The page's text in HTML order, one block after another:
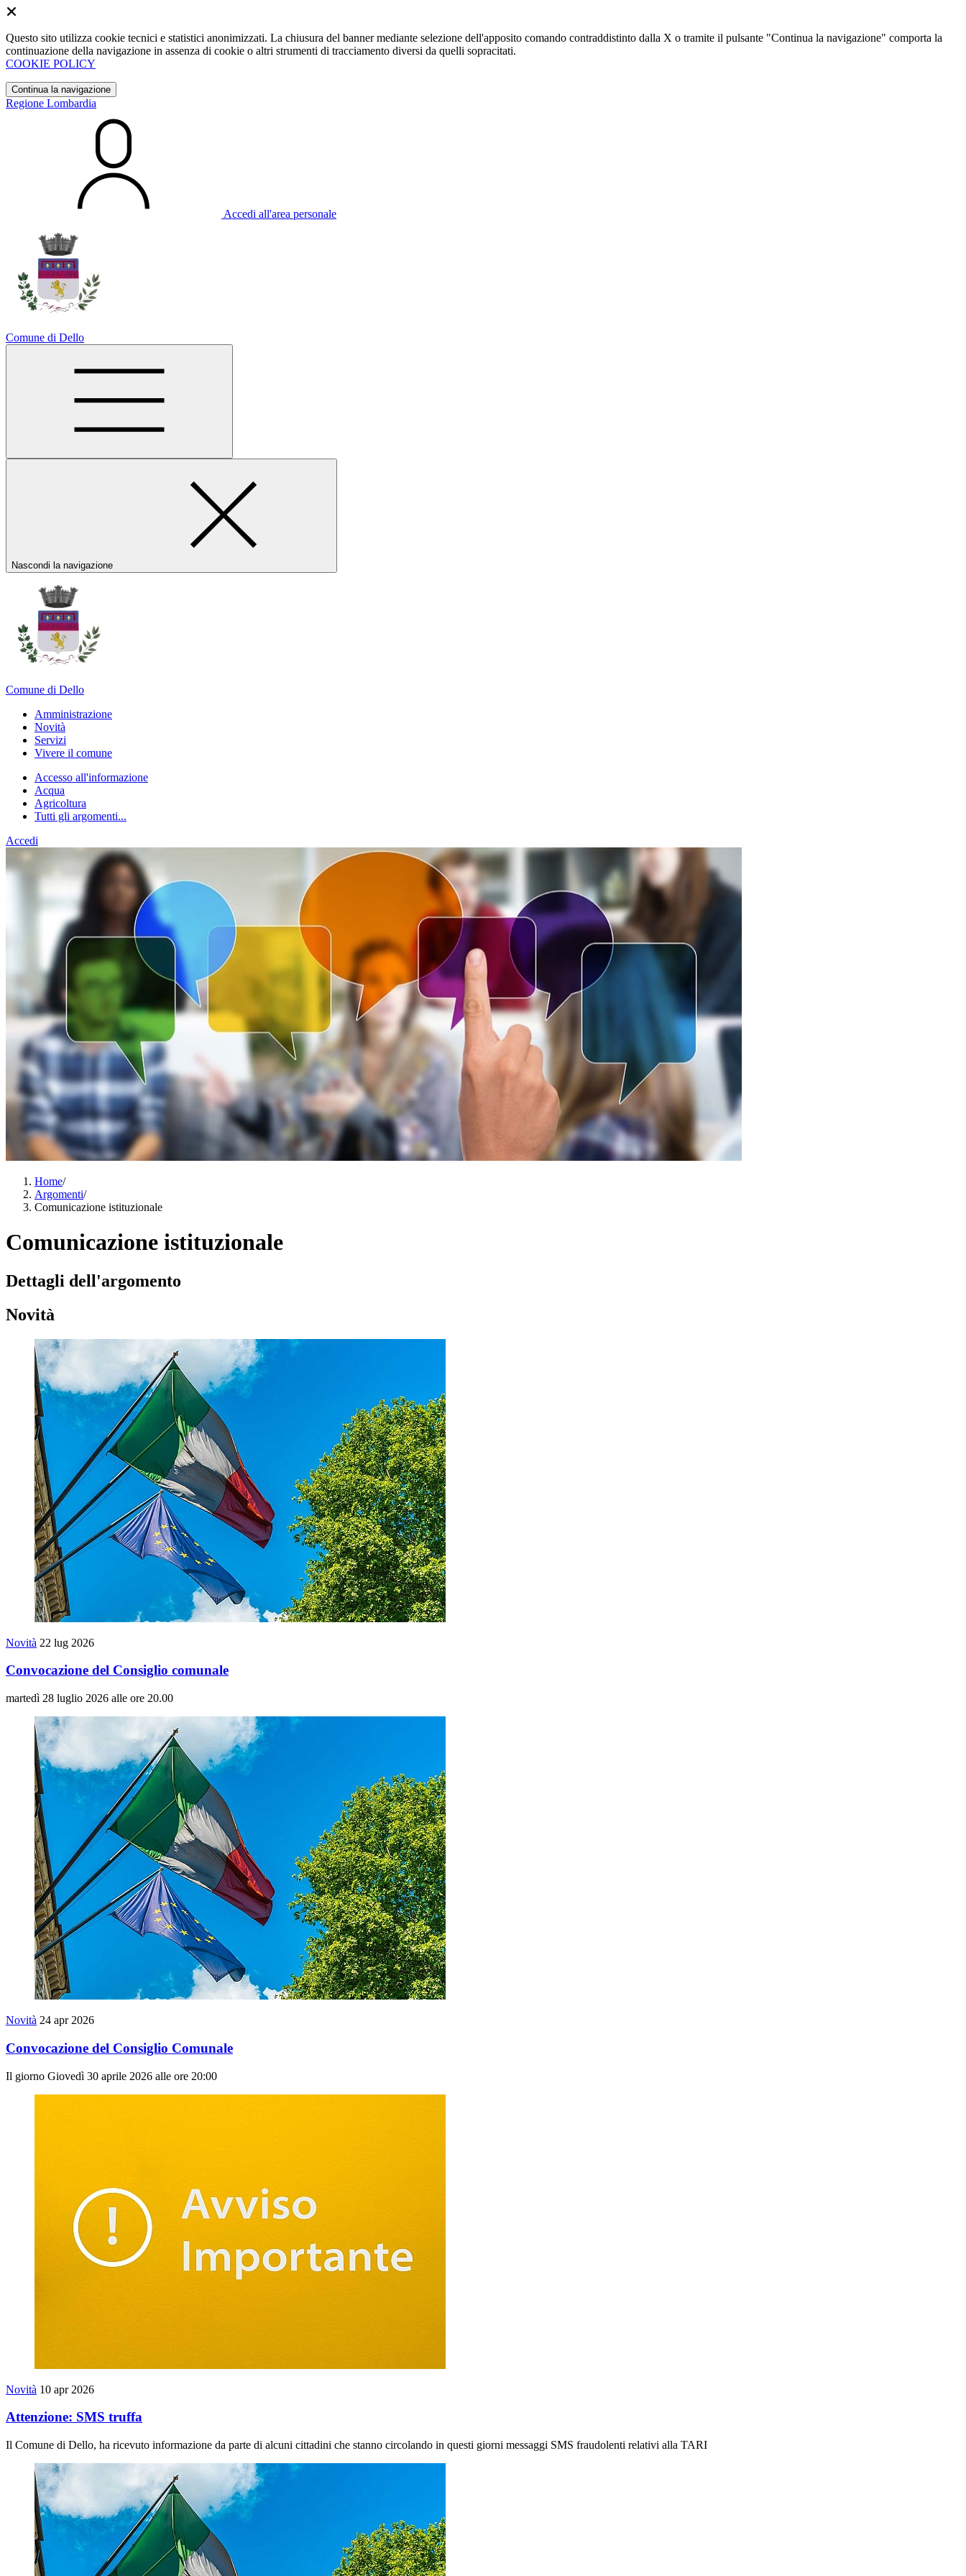
Questo sito utilizza cookie tecnici e statistici anonimizzati. La chiusura del banner mediante selezione dell'apposito comando contraddistinto dalla X o tramite il pulsante "Continua la navigazione" comporta la
continuazione della navigazione in assenza di cookie o altri strumenti di tracciamento diversi da quelli sopracitati.
COOKIE POLICY
Continua la navigazione
Regione Lombardia
Accedi all'area personale
Comune di Dello
Nascondi la navigazione
Comune di Dello
Amministrazione
Novità
Servizi
Vivere il comune
Accesso all'informazione
Acqua
Agricoltura
Tutti gli argomenti...
Accedi
Home/
Argomenti/
Comunicazione istituzionale
Comunicazione istituzionale
Dettagli dell'argomento
Novità
Novità 22 lug 2026
Convocazione del Consiglio comunale
martedì 28 luglio 2026 alle ore 20.00
Novità 24 apr 2026
Convocazione del Consiglio Comunale
Il giorno Giovedì 30 aprile 2026 alle ore 20:00
Novità 10 apr 2026
Attenzione: SMS truffa
Il Comune di Dello, ha ricevuto informazione da parte di alcuni cittadini che stanno circolando in questi giorni messaggi SMS fraudolenti relativi alla TARI